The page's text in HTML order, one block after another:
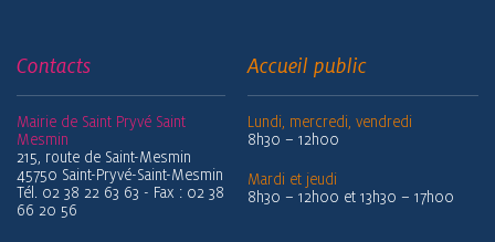
Contacts
Mairie de Saint Pryvé Saint
Mesmin
215, route de Saint-Mesmin
45750 Saint-Pryvé-Saint-Mesmin
Tél. 02 38 22 63 63 - Fax : 02 38
66 20 56
Accueil public
Lundi, mercredi, vendredi
8h30 – 12h00
Mardi et jeudi
8h30 – 12h00 et 13h30 – 17h00